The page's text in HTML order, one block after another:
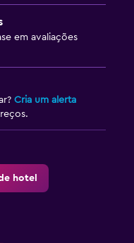
em avaliações
Cria um alerta
hotel